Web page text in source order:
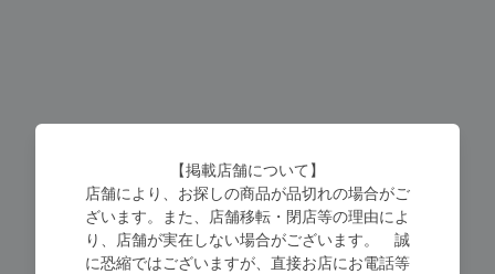
【掲載店舗について】
店舗により、お探しの商品が品切れの場合がご
ざいます。また、店舗移転・閉店等の理由によ
り、店舗が実在しない場合がございます。 誠
に恐縮ではございますが、直接お店にお電話等